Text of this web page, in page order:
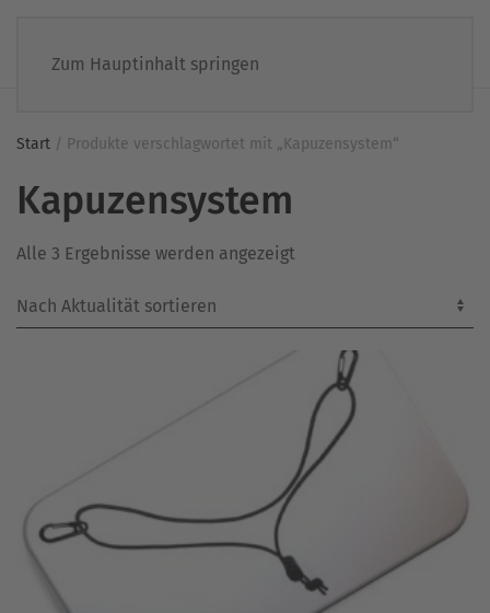
Zum Hauptinhalt springen
Start / Produkte verschlagwortet mit „Kapuzensystem“
Kapuzensystem
Alle 3 Ergebnisse werden angezeigt